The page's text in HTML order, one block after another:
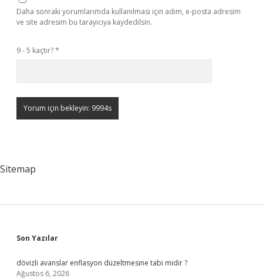
Daha sonraki yorumlarımda kullanılması için adım, e-posta adresim
ve site adresim bu tarayıcıya kaydedilsin.
9 - 5 kaçtır?*
Sitemap
Sidebar
Son Yazılar
dövizli avanslar enflasyon düzeltmesine tabi midir ?
Ağustos 6, 2026